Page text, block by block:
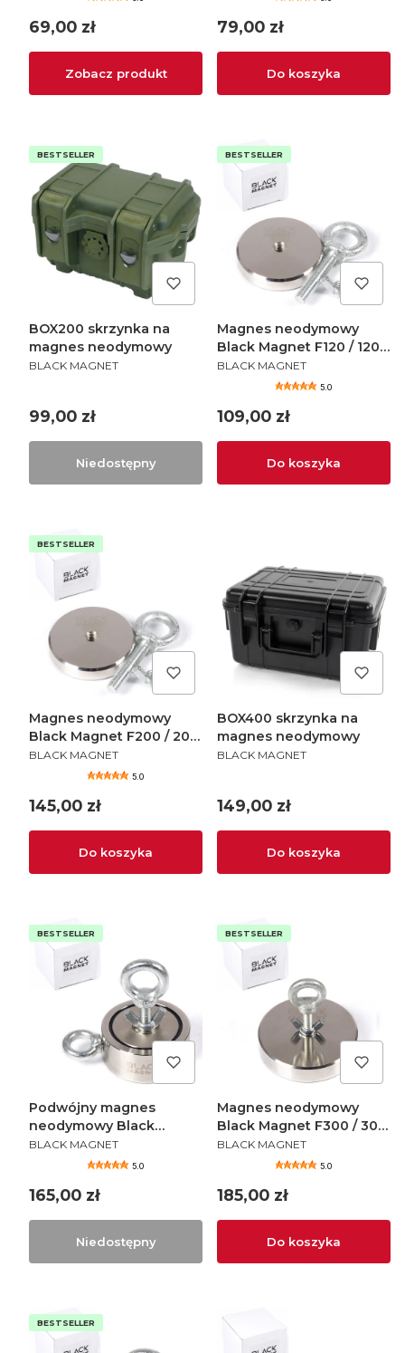
Cena
69,00 zł
Zobacz produkt
Cena
79,00 zł
Do koszyka
BESTSELLER
BOX200 skrzynka na
magnes neodymowy
PRODUCENT
BLACK MAGNET
Cena
99,00 zł
Niedostępny
BESTSELLER
Magnes neodymowy
Black Magnet F120 / 120
kg
PRODUCENT
BLACK MAGNET
5.0
Cena
109,00 zł
Do koszyka
BESTSELLER
Magnes neodymowy
Black Magnet F200 / 200
kg
PRODUCENT
BLACK MAGNET
5.0
Cena
145,00 zł
Do koszyka
BOX400 skrzynka na
magnes neodymowy
PRODUCENT
BLACK MAGNET
Cena
149,00 zł
Do koszyka
BESTSELLER
Podwójny magnes
neodymowy Black
Magnet F120X2 / 2x120 kg
PRODUCENT
BLACK MAGNET
5.0
Cena
165,00 zł
Niedostępny
BESTSELLER
Magnes neodymowy
Black Magnet F300 / 300
kg
PRODUCENT
BLACK MAGNET
5.0
Cena
185,00 zł
Do koszyka
BESTSELLER